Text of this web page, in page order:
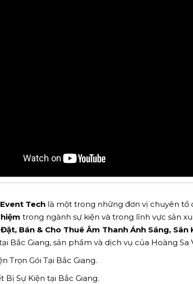
Tech là một trong những đơn vị chuyên tổ
trong ngành sự kiện và trong lĩnh vực sản
Bán & Cho Thuê Âm Thanh Ánh Sáng, Sân
Bắc Giang, sản phẩm và dịch vụ của Hoàng Sa
Trọn Gói Tại Bắc Giang.
Bị Sự Kiện tại Bắc Giang.